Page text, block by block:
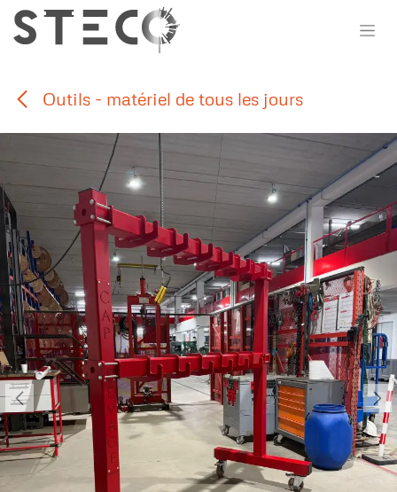
Se rendre au contenu
Outils - matériel de tous les jours